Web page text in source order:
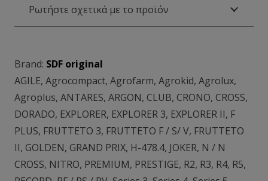
Ρωτήστε σχετικά με το προϊόν
Brand: SDF original
AGILE, Agrocompact, Agrofarm, Agrokid, Agrolux,
Agroplus, ANTARES, ARGON, CLUB, CRONO, CROSS,
DORADO, EXPLORER, EXPLORER 3, EXPLORER II, F
PLUS, FRUTTETO 3, FRUTTETO F / S/ V, FRUTTETO
II, GOLDEN, GRAND PRIX, H-478.4, JOKER, N / N
CROSS, NITRO, PREMIUM, PRESTIGE, R2, R3, R4, R5,